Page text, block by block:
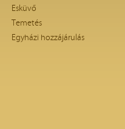
Esküvő
Temetés
Egyházi hozzájárulás